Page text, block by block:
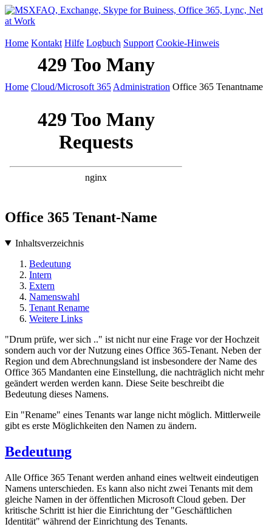
Home Kontakt Hilfe Logbuch Support Cookie-Hinweis
Home Cloud/Microsoft 365 Administration Office 365 Tenantname
Office 365 Tenant-Name
Inhaltsverzeichnis
Bedeutung
Intern
Extern
Namenswahl
Tenant Rename
Weitere Links
"Drum prüfe, wer sich .." ist nicht nur eine Frage vor der Hochzeit
sondern auch vor der Nutzung eines Office 365-Tenant. Neben der
Region und dem Abrechnungsland ist insbesondere der Name des
Office 365 Mandanten eine Einstellung, die nachträglich nicht mehr
geändert werden werden kann. Diese Seite beschreibt die
Bedeutung dieses Namens.
Ein "Rename" eines Tenants war lange nicht möglich. Mittlerweile
gibt es erste Möglichkeiten den Namen zu ändern.
Bedeutung
Alle Office 365 Tenant werden anhand eines weltweit eindeutigen
Namens unterschieden. Es kann also nicht zwei Tenants mit dem
gleiche Namen in der öffentlichen Microsoft Cloud geben. Der
kritische Schritt ist hier die Einrichtung der "Geschäftlichen
Identität" während der Einrichtung des Tenants.